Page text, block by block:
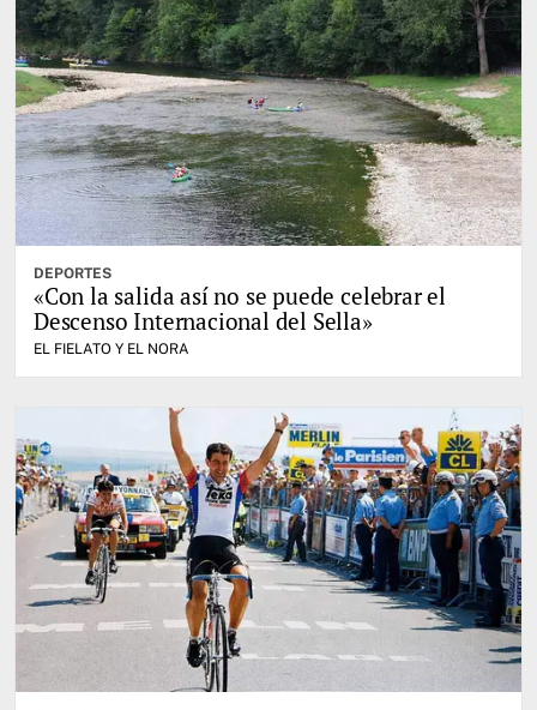
DEPORTES
«Con la salida así no se puede celebrar el
Descenso Internacional del Sella»
EL FIELATO Y EL NORA